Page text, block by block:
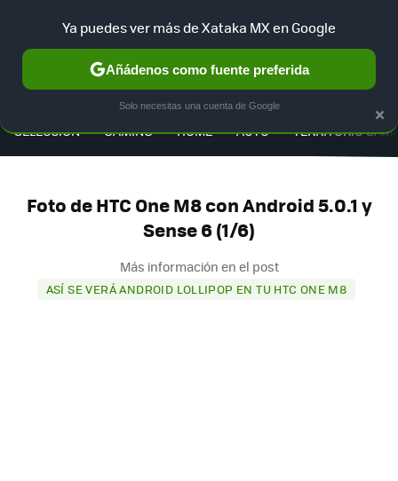
SELECCIÓN GAMING HOME AUTO TERRITORIO
Foto de HTC One M8 con Android 5.0.1 y
Sense 6 (1/6)
Más información en el post
ASÍ SE VERÁ ANDROID LOLLIPOP EN TU HTC ONE M8
×
Ya puedes ver más de Xataka MX en Google
Añádenos como fuente preferida
Solo necesitas una cuenta de Google